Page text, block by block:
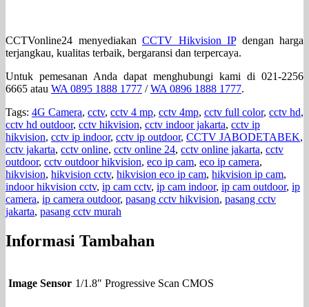
CCTVonline24 menyediakan CCTV Hikvision IPdengan harga
terjangkau, kualitas terbaik, bergaransi dan terpercaya.
Untuk pemesanan Anda dapat menghubungi kami di 021-2256
6665 atau WA 0895 1888 1777 /WA 0896 1888 1777.
Tags: 4G Camera, cctv, cctv 4 mp, cctv 4mp, cctv full color, cctv hd,
cctv hd outdoor, cctv hikvision, cctv indoor jakarta, cctv ip
hikvision, cctv ip indoor, cctv ip outdoor, CCTV JABODETABEK,
cctv jakarta, cctv online, cctv online 24, cctv online jakarta, cctv
outdoor, cctv outdoor hikvision, eco ip cam, eco ip camera,
hikvision, hikvision cctv, hikvision eco ip cam, hikvision ip cam,
indoor hikvision cctv, ip cam cctv, ip cam indoor, ip cam outdoor, ip
camera, ip camera outdoor, pasang cctv hikvision, pasang cctv
jakarta, pasang cctv murah
Informasi Tambahan
Image Sensor 1/1.8″ Progressive Scan CMOS